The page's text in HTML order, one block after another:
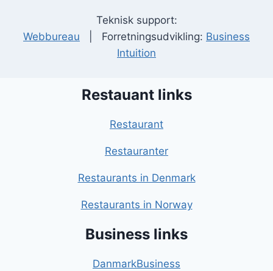
Teknisk support:
Webbureau | Forretningsudvikling: Business
Intuition
Restauant links
Restaurant
Restauranter
Restaurants in Denmark
Restaurants in Norway
Business links
DanmarkBusiness